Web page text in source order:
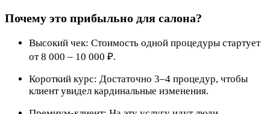
Почему это прибыльно для салона?
Высокий чек: Стоимость одной процедуры стартует
от 8 000 – 10 000 ₽.
Короткий курс: Достаточно 3–4 процедур, чтобы
клиент увидел кардинальные изменения.